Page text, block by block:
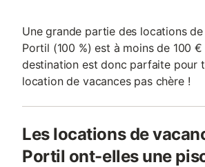
Une grande partie des locations
Portil (100 %) est à moins de 100
destination est donc parfaite pour
location de vacances pas chère !
Les locations de
Portil ont-elles une